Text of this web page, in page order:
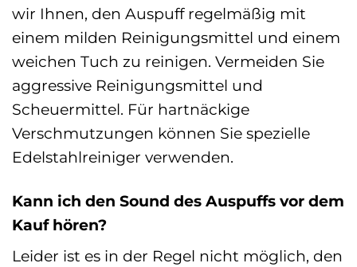
wir Ihnen, den Auspuff regelmäßig mit
einem milden Reinigungsmittel und einem
weichen Tuch zu reinigen. Vermeiden Sie
aggressive Reinigungsmittel und
Scheuermittel. Für hartnäckige
Verschmutzungen können Sie spezielle
Edelstahlreiniger verwenden.
Kann ich den Sound des Auspuffs vor dem
Kauf hören?
Leider ist es in der Regel nicht möglich, den